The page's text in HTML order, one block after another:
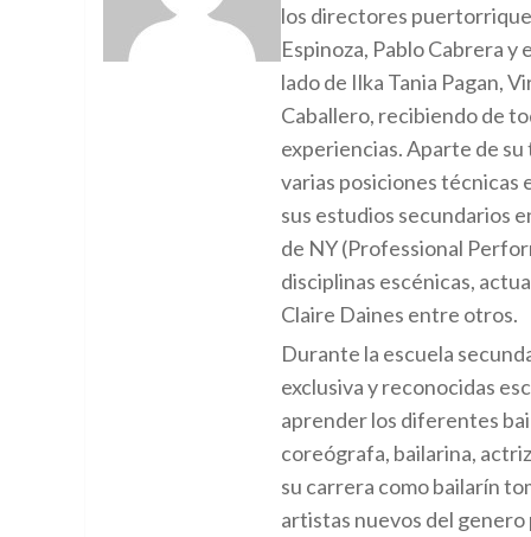
los directores
Espinoza, Pablo Cabrera
lado de Ilka Tania Pagan,
Caballero, recibiendo de
experiencias. Aparte de
varias posiciones técnicas
sus estudios secundarios
de NY (Professional
disciplinas escénicas,
Claire Daines entre otros.
Durante la escuela
exclusiva y reconocidas
aprender los diferentes
coreógrafa, bailarina,
su carrera como bailarín
artistas nuevos del genero